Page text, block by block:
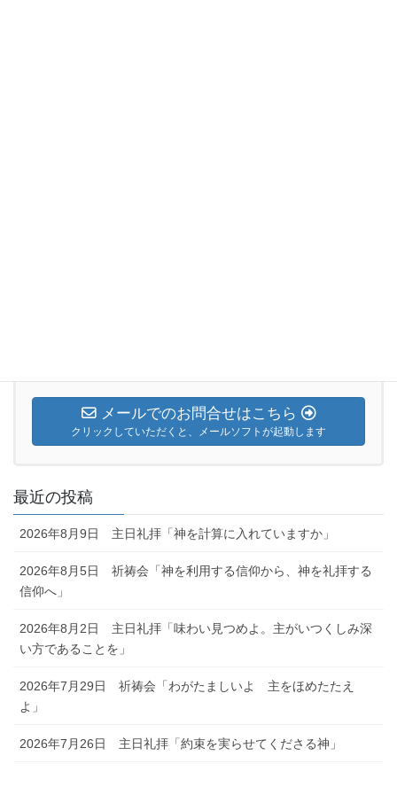
メールでのお問合せはこちら
クリックしていただくと、メールソフトが起動します
最近の投稿
2026年8月9日 主日礼拝「神を計算に入れていますか」
2026年8月5日 祈祷会「神を利用する信仰から、神を礼拝する
信仰へ」
2026年8月2日 主日礼拝「味わい見つめよ。主がいつくしみ深
い方であることを」
2026年7月29日 祈祷会「わがたましいよ 主をほめたたえ
よ」
2026年7月26日 主日礼拝「約束を実らせてくださる神」